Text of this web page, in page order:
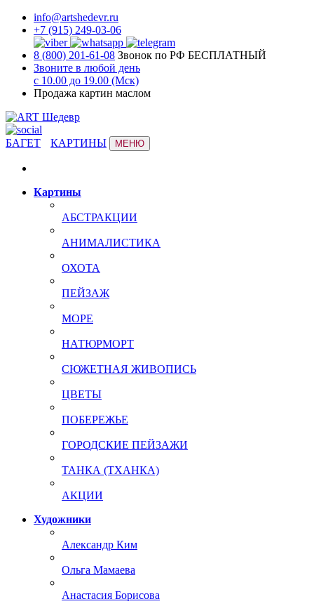
info@artshedevr.ru
+7 (915) 249-03-06
8 (800) 201-61-08 Звонок по РФ БЕСПЛАТНЫЙ
Звоните в любой день
с 10.00 до 19.00 (Мск)
Продажа картин маслом
БАГЕТ КАРТИНЫ МЕНЮ
Картины
АБСТРАКЦИИ
АНИМАЛИСТИКА
ОХОТА
ПЕЙЗАЖ
МОРЕ
НАТЮРМОРТ
СЮЖЕТНАЯ ЖИВОПИСЬ
ЦВЕТЫ
ПОБЕРЕЖЬЕ
ГОРОДСКИЕ ПЕЙЗАЖИ
ТАНКА (ТХАНКА)
АКЦИИ
Художники
Александр Ким
Ольга Мамаева
Анастасия Борисова